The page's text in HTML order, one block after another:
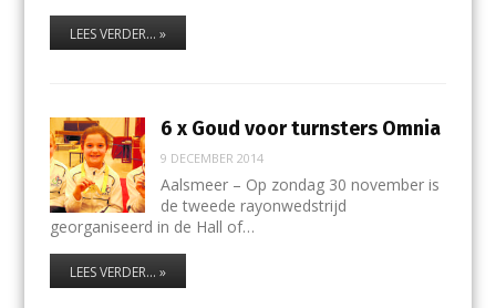
LEES VERDER... »
6 x Goud voor turnsters Omnia
9 DECEMBER 2014
Aalsmeer – Op zondag 30 november is
de tweede rayonwedstrijd
georganiseerd in de Hall of…
LEES VERDER... »